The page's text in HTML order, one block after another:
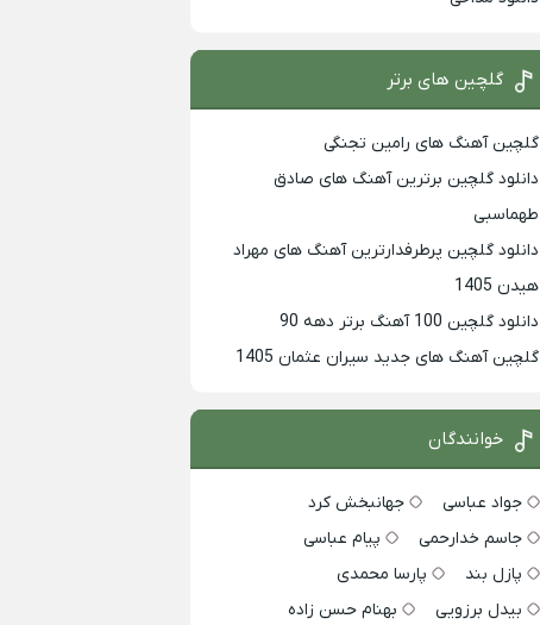
گلچین های برتر
گلچین آهنگ های رامین تجنگی
دانلود گلچین برترین آهنگ های صادق
طهماسبی
دانلود گلچین پرطرفدارترین آهنگ های مهراد
هیدن 1405
دانلود گلچین 100 آهنگ برتر دهه 90
گلچین آهنگ های جدید سیران عثمان 1405
خوانندگان
جواد عباسی
جهانبخش کرد
جاسم خدارحمی
پیام عباسی
پازل بند
پارسا محمدی
بیدل برزویی
بهنام حسن زاده